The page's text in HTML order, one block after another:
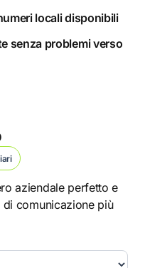
locali disponibili
senza problemi verso
aziendale perfetto e
di comunicazione più